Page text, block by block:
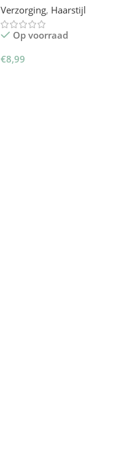
Verzorging, Haarstijl
Op voorraad
€8,99